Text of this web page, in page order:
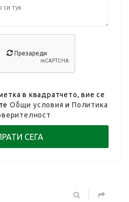
Презареди
в квадратчето, вие се
Общи условия иПолитика